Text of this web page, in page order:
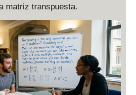
matriz transpuesta.